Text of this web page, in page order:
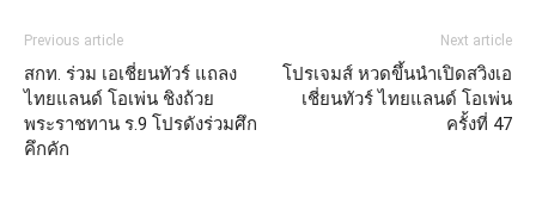
Previous article
สกท. ร่วม เอเชี่ยนทัวร์ แถลง
ไทยแลนด์ โอเพ่น ชิงถ้วย
พระราชทาน ร.9 โปรดังร่วมศึก
คึกคัก
Next article
โปรเจมส์ หวดขึ้นนำเปิดสวิงเอ
เชี่ยนทัวร์ ไทยแลนด์ โอเพ่น
ครั้งที่ 47